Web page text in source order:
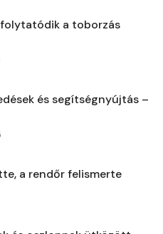
a toborzás
és segítségnyújtás –
a rendőr felismerte